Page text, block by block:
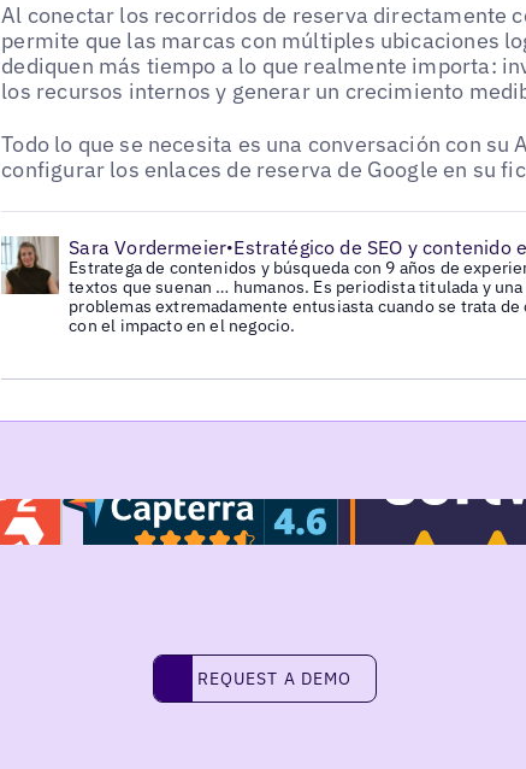
Al conectar los recorridos de reserva directamente
permite que las marcas con múltiples ubicaciones
dediquen más tiempo a lo que realmente importa:
los recursos internos y generar un crecimiento
Todo lo que se necesita es una conversación con su
configurar los enlaces de reserva de Google en su
• Sara Vordermeier•Estratégico de SEO y contenido
Estratega de contenidos y búsqueda con 9 años de
textos que suenan … humanos. Es periodista titulada y
problemas extremadamente entusiasta cuando se trata de
con el impacto en el negocio.
Request a demo
REQUEST A DEMO